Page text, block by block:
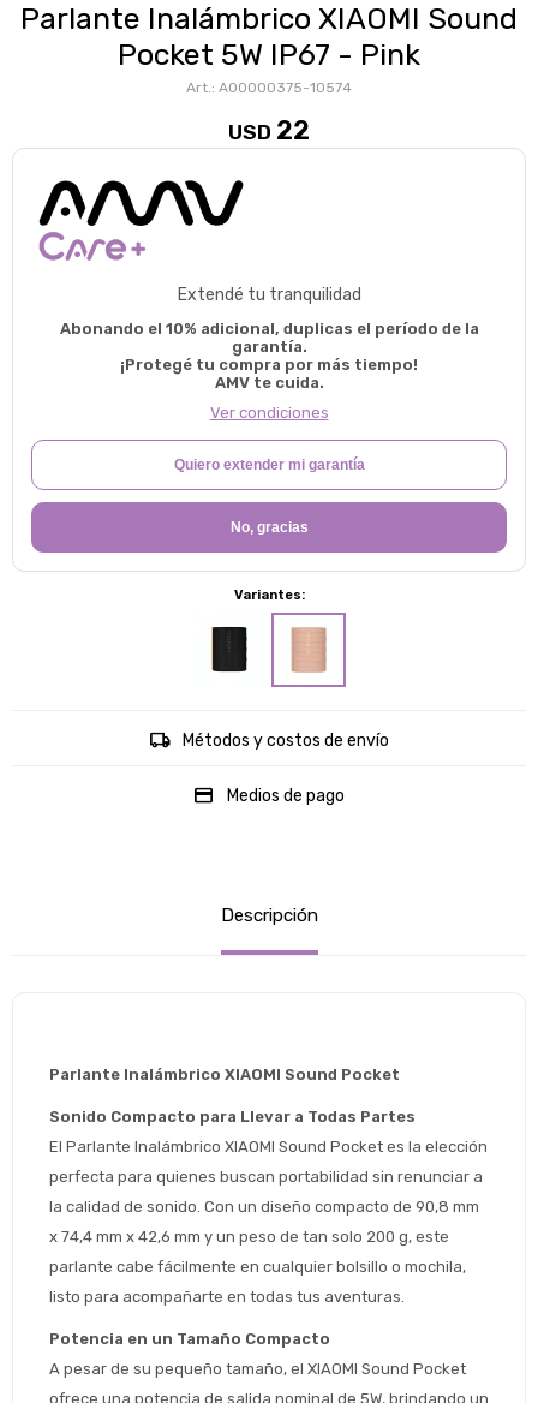
Parlante Inalámbrico XIAOMI Sound
Pocket 5W IP67 - Pink
A00000375-10574
USD 22
Extendé tu tranquilidad
Abonando el 10% adicional, duplicas el período de la
garantía.
¡Protegé tu compra por más tiempo!
AMV te cuida.
Ver condiciones
Quiero extender mi garantía
No, gracias
Variantes:
Métodos y costos de envío
Medios de pago
Descripción
Parlante Inalámbrico XIAOMI Sound Pocket
Sonido Compacto para Llevar a Todas Partes
El Parlante Inalámbrico XIAOMI Sound Pocket es la elección
perfecta para quienes buscan portabilidad sin renunciar a
la calidad de sonido. Con un diseño compacto de 90,8 mm
x 74,4 mm x 42,6 mm y un peso de tan solo 200 g, este
parlante cabe fácilmente en cualquier bolsillo o mochila,
listo para acompañarte en todas tus aventuras.
Potencia en un Tamaño Compacto
A pesar de su pequeño tamaño, el XIAOMI Sound Pocket
ofrece una potencia de salida nominal de 5W, brindando un